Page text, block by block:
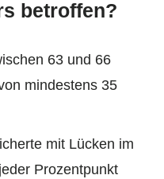
betroffen?
63 und 66
mindestens 35
mit Lücken im
Prozentpunkt